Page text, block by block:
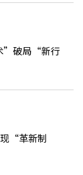
”破局“新行
“革新制